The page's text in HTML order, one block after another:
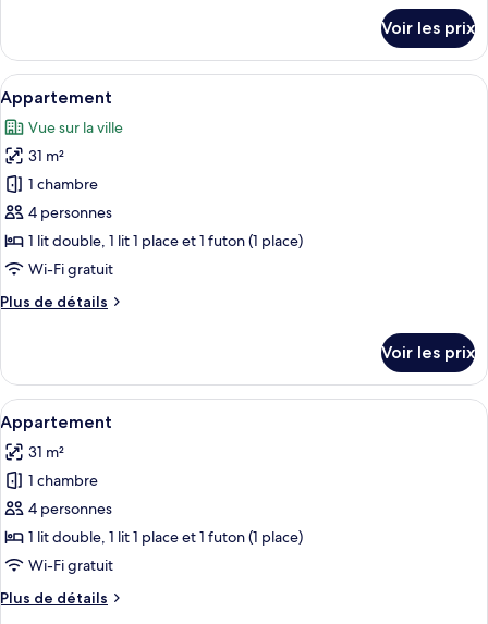
le
type
de
chambre
Appartement
Voir les prix
Afficher
toutes
les
photos
pour
ce
type
de
chambre :
Appartement
Appartement | Rideaux occultants,
16
Appartement
Vue sur la ville
31 m²
1 chambre
4 personnes
1 lit double, 1 lit 1 place et 1 futon (1 place)
Wi-Fi gratuit
Plus de détails
Plus
le
type
de
chambre
Appartement
Voir les prix
Afficher
toutes
les
photos
pour
ce
type
chambre :
Appartement | Rideaux occultants,
13
Appartement
31 m²
1 chambre
4 personnes
1 lit double, 1 lit 1 place et 1 futon (1 place)
Wi-Fi gratuit
Plus de détails
Plus